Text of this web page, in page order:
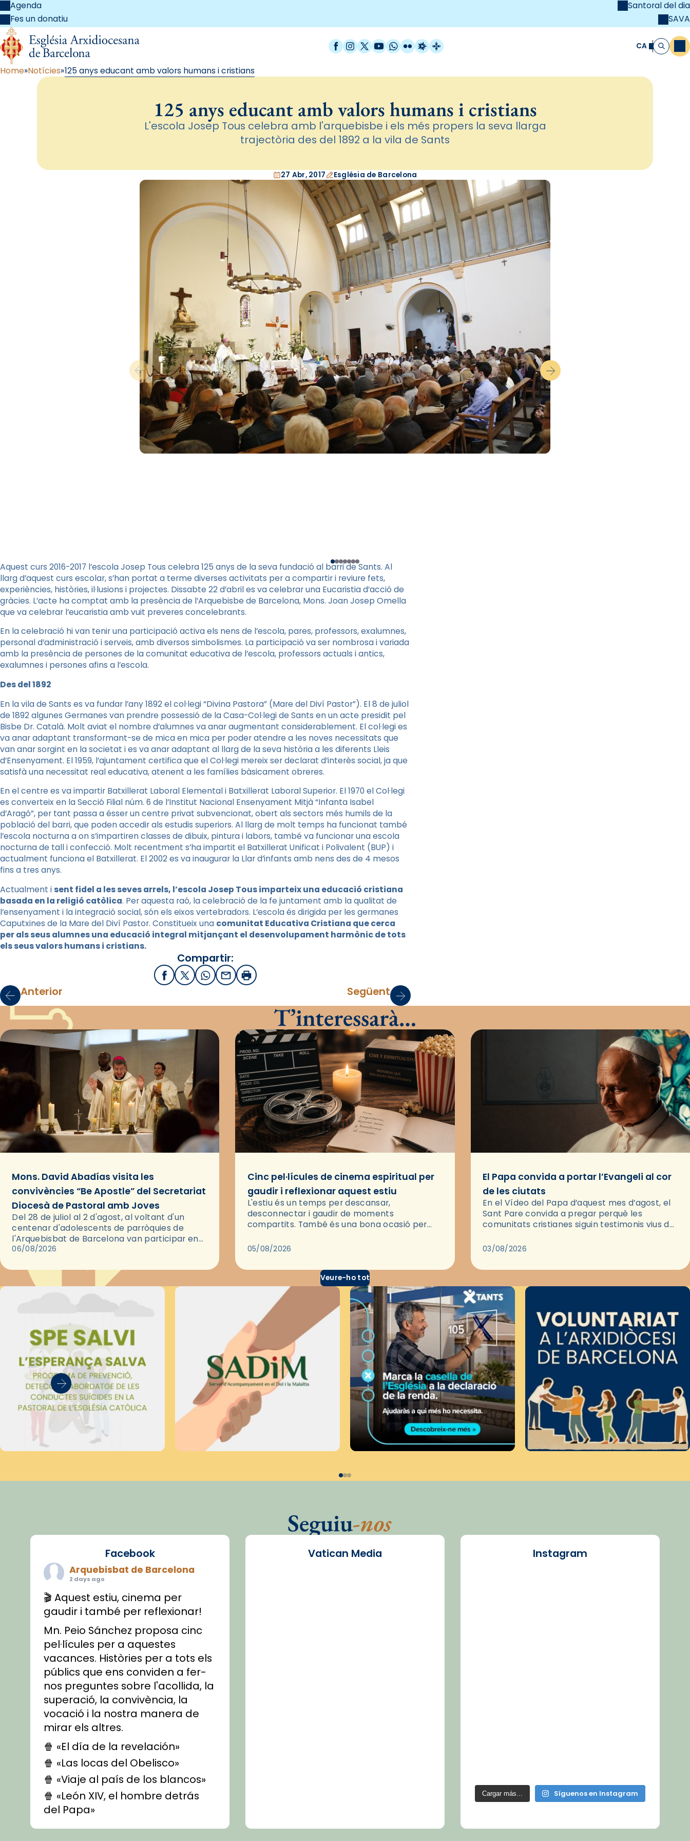
Agenda
Fes un donatiu
Santoral del dia
SAVA
Facebook
Instagram
X / Twitter
YouTube
WhatsApp
FlickrRadio Estel
Catalunya Cristiana CA Cerca
Home Notícies 125 anys educant amb valors humans i cristians
125 anys educant amb valors humans i cristians
L'escola Josep Tous celebra amb l'arquebisbe i els més propers la seva llarga
trajectòria des del 1892 a la vila de Sants
27 Abr, 2017 Església de Barcelona
Aquest curs 2016-2017 l’escola Josep Tous celebra 125 anys de la seva fundació al barri de Sants. Al
llarg d’aquest curs escolar, s’han portat a terme diverses activitats per a compartir i reviure fets,
experiències, històries, il·lusions i projectes. Dissabte 22 d’abril es va celebrar una Eucaristia d’acció de
gràcies. L’acte ha comptat amb la presència de l’Arquebisbe de Barcelona, Mons. Joan Josep Omella
que va celebrar l’eucaristia amb vuit preveres concelebrants.
En la celebració hi van tenir una participació activa els nens de l’escola, pares, professors, exalumnes,
personal d’administració i serveis, amb diversos simbolismes. La participació va ser nombrosa i variada
amb la presència de persones de la comunitat educativa de l’escola, professors actuals i antics,
exalumnes i persones afins a l’escola.
Des del 1892
En la vila de Sants es va fundar l’any 1892 el col·legi “Divina Pastora” (Mare del Diví Pastor”). El 8 de juliol
de 1892 algunes Germanes van prendre possessió de la Casa-Col·legi de Sants en un acte presidit pel
Bisbe Dr. Català. Molt aviat el nombre d’alumnes va anar augmentant considerablement. El col·legi es
va anar adaptant transformant-se de mica en mica per poder atendre a les noves necessitats que
van anar sorgint en la societat i es va anar adaptant al llarg de la seva història a les diferents Lleis
d’Ensenyament. El 1959, l’ajuntament certifica que el Col·legi mereix ser declarat d’interès social, ja que
satisfà una necessitat real educativa, atenent a les famílies bàsicament obreres.
En el centre es va impartir Batxillerat Laboral Elemental i Batxillerat Laboral Superior. El 1970 el Col·legi
es converteix en la Secció Filial núm. 6 de l’Institut Nacional Ensenyament Mitjà “Infanta Isabel
d’Aragó”, per tant passa a ésser un centre privat subvencionat, obert als sectors més humils de la
població del barri, que poden accedir als estudis superiors. Al llarg de molt temps ha funcionat també
l’escola nocturna a on s’impartiren classes de dibuix, pintura i labors, també va funcionar una escola
nocturna de tall i confecció. Molt recentment s’ha impartit el Batxillerat Unificat i Polivalent (BUP) i
actualment funciona el Batxillerat. El 2002 es va inaugurar la Llar d’infants amb nens des de 4 mesos
fins a tres anys.
Actualment i sent fidel a les seves arrels, l’escola Josep Tous imparteix una educació cristiana
basada en la religió catòlica. Per aquesta raó, la celebració de la fe juntament amb la qualitat de
l’ensenyament i la integració social, són els eixos vertebradors. L’escola és dirigida per les germanes
Caputxines de la Mare del Diví Pastor. Constitueix una comunitat Educativa Cristiana que cerca
per als seus alumnes una educació integral mitjançant el desenvolupament harmònic de tots
els seus valors humans i cristians.
Compartir:
FacebookX / Twitter
WhatsApp
EmailImprimir
Anterior Següent
T’interessarà…
Mons. David Abadías visita les
convivències “Be Apostle” del Secretariat
Diocesà de Pastoral amb Joves
Del 28 de juliol al 2 d'agost, al voltant d'un
centenar d'adolescents de parròquies de
l'Arquebisbat de Barcelona van participar en
les convivències Be Apostle, organitzades pel
06/08/2026
Cinc pel·lícules de cinema espiritual per
gaudir i reflexionar aquest estiu
L'estiu és un temps per descansar,
desconnectar i gaudir de moments
compartits. També és una bona ocasió per
través del cinema, reflexionar sobre les…
05/08/2026
El Papa convida a portar l’Evangeli al cor
de les ciutats
En el Vídeo del Papa d’aquest mes d’agost, el
Sant Pare convida a pregar perquè les
comunitats cristianes siguin testimonis vius de
pregària, el…
03/08/2026
Veure-ho tot
Seguiu-nos
Facebook
Arquebisbat de Barcelona
2 days ago
🎬 Aquest estiu, cinema per
gaudir i també per reflexionar!
Mn. Peio Sánchez proposa cinc
pel·lícules per a aquestes
vacances. Històries per a tots els
públics que ens conviden a fer-
nos preguntes sobre l'acollida, la
superació, la convivència, la
vocació i la nostra manera de
mirar els altres.
🍿 «El día de la revelación»
🍿 «Las locas del Obelisco»
🍿 «Viaje al país de los blancos»
🍿 «León XIV, el hombre detrás
del Papa»
🍿 «Las ovejas detectives»
Vatican Media Instagram
Cargar más... Síguenos en Instagram